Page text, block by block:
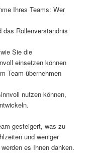
Ihres Teams: Wer
das Rollenverständnis
Sie die
einsetzen können
Team übernehmen
nutzen können,
gesteigert, was zu
und weniger
es Ihnen danken.